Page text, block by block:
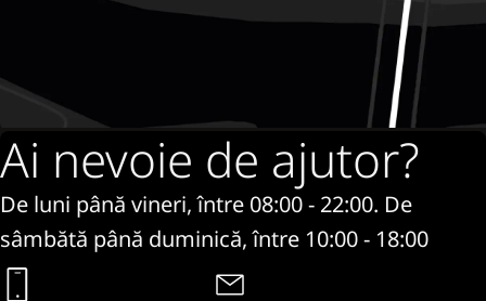
Ai nevoie de ajutor?
De luni până vineri, între 08:00 - 22:00. De
sâmbătă până duminică, între 10:00 - 18:00